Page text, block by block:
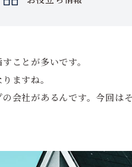
ことが多いです。
ますね。
会社があるんです。今回は